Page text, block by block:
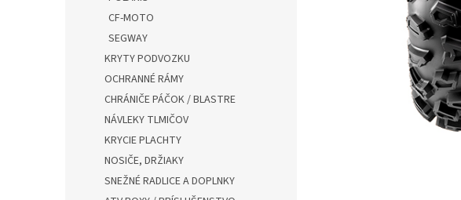
CF-MOTO
SEGWAY
KRYTY PODVOZKU
OCHRANNÉ RÁMY
CHRÁNIČE PÁČOK / BLASTRE
NÁVLEKY TLMIČOV
KRYCIE PLACHTY
NOSIČE, DRŽIAKY
SNEŽNÉ RADLICE A DOPLNKY